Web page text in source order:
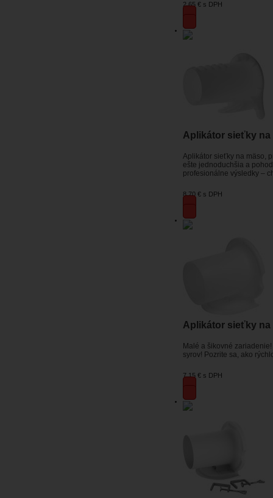
2,65 € s DPH
Aplikátor sieťky na
Aplikátor sieťky na mäso,
ešte jednoduchšia a
profesionálne výsledky –
8,70 € s DPH
Aplikátor sieťky na
Malé a šikovné
syrov! Pozrite sa, ako
7,15 € s DPH